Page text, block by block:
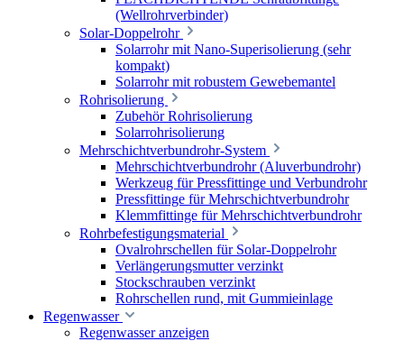
(Wellrohrverbinder)
Solar-Doppelrohr
Solarrohr mit Nano-Superisolierung (sehr
kompakt)
Solarrohr mit robustem Gewebemantel
Rohrisolierung
Zubehör Rohrisolierung
Solarrohrisolierung
Mehrschichtverbundrohr-System
Mehrschichtverbundrohr (Aluverbundrohr)
Werkzeug für Pressfittinge und Verbundrohr
Pressfittinge für Mehrschichtverbundrohr
Klemmfittinge für Mehrschichtverbundrohr
Rohrbefestigungsmaterial
Ovalrohrschellen für Solar-Doppelrohr
Verlängerungsmutter verzinkt
Stockschrauben verzinkt
Rohrschellen rund, mit Gummieinlage
Regenwasser
Regenwasser anzeigen